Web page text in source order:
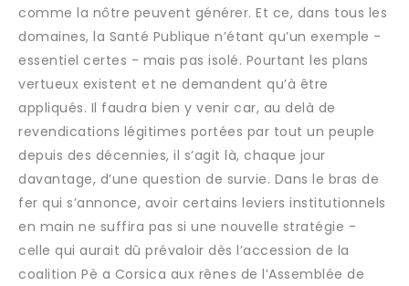
comme la nôtre peuvent générer. Et ce, dans tous les
domaines, la Santé Publique n’étant qu’un exemple -
essentiel certes - mais pas isolé. Pourtant les plans
vertueux existent et ne demandent qu’à être
appliqués. Il faudra bien y venir car, au delà de
revendications légitimes portées par tout un peuple
depuis des décennies, il s’agit là, chaque jour
davantage, d’une question de survie. Dans le bras de
fer qui s’annonce, avoir certains leviers institutionnels
en main ne suffira pas si une nouvelle stratégie -
celle qui aurait dû prévaloir dès l’accession de la
coalition Pè a Corsica aux rênes de l’Assemblée de